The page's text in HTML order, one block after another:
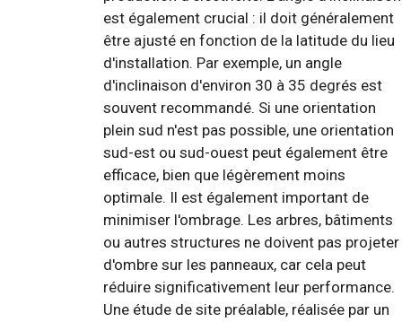
est également crucial : il doit généralement
être ajusté en fonction de la latitude du lieu
d'installation. Par exemple, un angle
d'inclinaison d'environ 30 à 35 degrés est
souvent recommandé. Si une orientation
plein sud n'est pas possible, une orientation
sud-est ou sud-ouest peut également être
efficace, bien que légèrement moins
optimale. Il est également important de
minimiser l'ombrage. Les arbres, bâtiments
ou autres structures ne doivent pas projeter
d'ombre sur les panneaux, car cela peut
réduire significativement leur performance.
Une étude de site préalable, réalisée par un